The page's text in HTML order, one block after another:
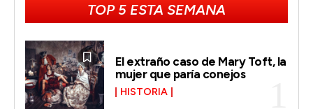
TOP 5 ESTA SEMANA
El extraño caso de Mary Toft, la
mujer que paría conejos
HISTORIA